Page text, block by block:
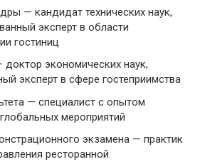
— кандидат технических наук,
эксперт в области
гостиниц
экономических наук,
эксперт в сфере гостеприимства
— специалист с опытом
мероприятий
экзамена — практик
ресторанной